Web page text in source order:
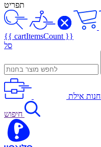
תפריט
{{ cartItemsCount }}
סל
חנות אילת
חיפוש